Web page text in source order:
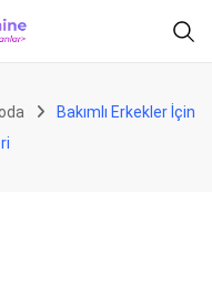
Bakımlı Erkekler İçin